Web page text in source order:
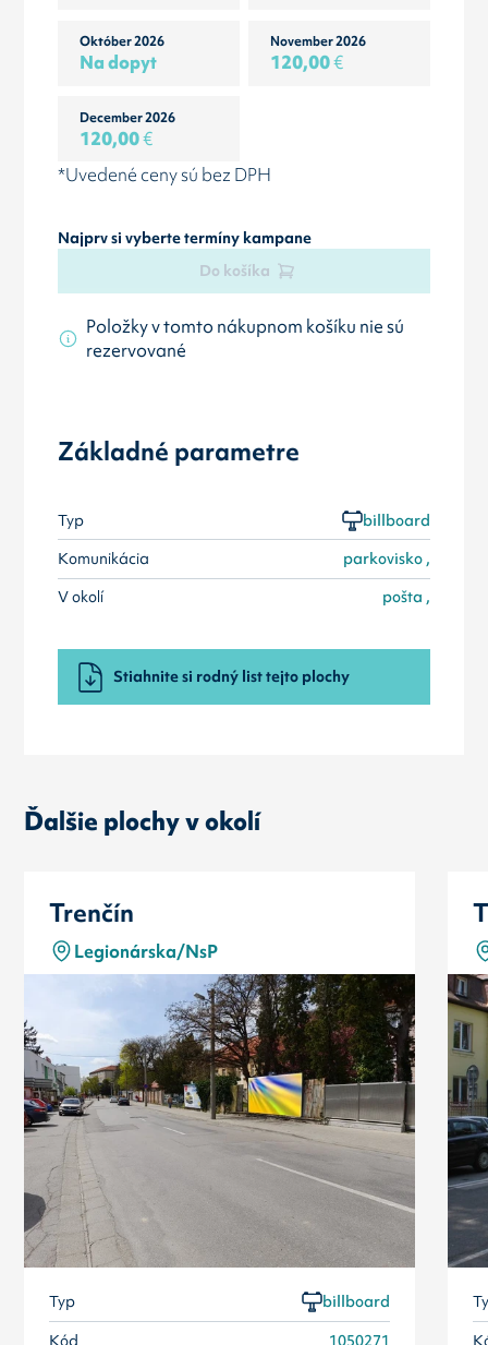
Október 2026
Na dopyt
November 2026
120,00€
December 2026
120,00€
*Uvedené ceny sú bez DPH
Najprv si vyberte termíny kampane
Do košíka
Položky v tomto nákupnom košíku nie sú
rezervované
Základné parametre
Typ
billboard
Komunikácia
parkovisko ,
V okolí
pošta ,
Stiahnite si rodný list tejto plochy
Ďalšie plochy v okolí
Trenčín
Legionárska/NsP
Typ
billboard
Kód
1050271